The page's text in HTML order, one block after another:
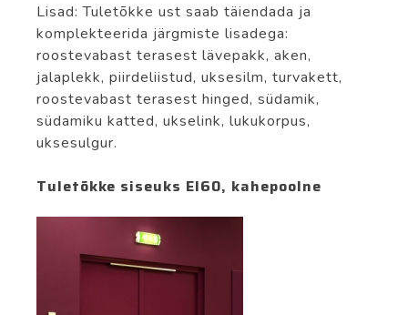
Lisad: Tuletõkke ust saab täiendada ja
komplekteerida järgmiste lisadega:
roostevabast terasest lävepakk, aken,
jalaplekk, piirdeliistud, uksesilm, turvakett,
roostevabast terasest hinged, südamik,
südamiku katted, ukselink, lukukorpus,
uksesulgur.
Tuletõkke siseuks EI60, kahepoolne